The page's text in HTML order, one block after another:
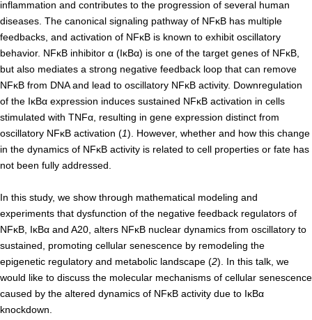
損傷修復分野
多能性幹細胞分野
組織幹細胞分野
幹細胞誘導分野
胎盤発生分野
脳発生分野
腎臓発生分野
筋発生再生分野
入学・求人案内
入学者案内
求人案内
inflammation and contributes to the progression of several human
diseases. The canonical signaling pathway of NFκB has multiple
feedbacks, and activation of NFκB is known to exhibit oscillatory
behavior. NFκB inhibitor α (IκBα) is one of the target genes of NFκB,
but also mediates a strong negative feedback loop that can remove
NFκB from DNA and lead to oscillatory NFκB activity. Downregulation
of the IκBα expression induces sustained NFκB activation in cells
stimulated with TNFα, resulting in gene expression distinct from
oscillatory NFκB activation (1). However, whether and how this change
in the dynamics of NFκB activity is related to cell properties or fate has
not been fully addressed.
In this study, we show through mathematical modeling and
experiments that dysfunction of the negative feedback regulators of
NFκB, IκBα and A20, alters NFκB nuclear dynamics from oscillatory to
sustained, promoting cellular senescence by remodeling the
epigenetic regulatory and metabolic landscape (2). In this talk, we
would like to discuss the molecular mechanisms of cellular senescence
caused by the altered dynamics of NFκB activity due to IκBα
knockdown.